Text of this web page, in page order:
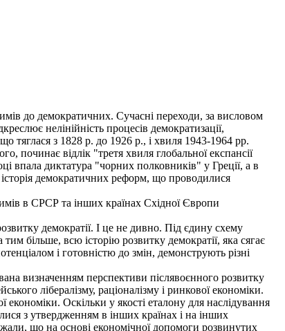
до демократичних. Сучасні переходи, за висловом
нелінійність процесів демократизації,
тяглася з 1828 р. до 1926 p., і хвиля 1943-1964 pp.
починає відлік "третя хвиля глобальної експансії
впала диктатура "чорних полковників" у Греції, а в
історія демократичних реформ, що проводилися
в СРСР та інших країнах Східної Європи
демократії. І це не дивно. Під єдину схему
більше, всю історію розвитку демократії, яка сягає
і готовністю до змін, демонструють різні
визначенням перспективи післявоєнного розвитку
лібералізму, раціоналізму і ринкової економіки.
економіки. Оскільки у якості еталону для наслідування
з утвердженням в інших країнах і на інших
що на основі економічної допомоги розвинутих